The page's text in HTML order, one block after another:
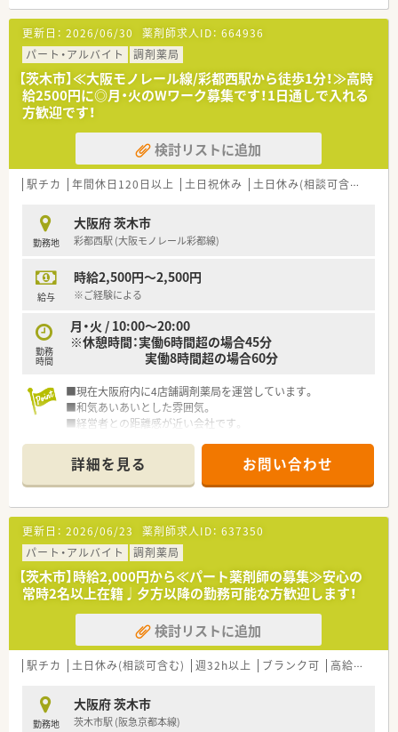
＼自慢の福利厚生のご紹介♪／
◆医薬品費用支給制度
→薬剤師様ご本人と扶養家族分を全額会社支給します！
◆転居費用全額負担
→敷金・礼金・手数料・引越し費用を全額負担します！
◆借上社宅制度
→家賃の60～90％を会社が負担します！憧れのエリア・お家に
住めるかも♪
＼企業について／
◆医薬品卸業界のトップに君臨する企業のグループになりま
◆何重にもフォローしてくれる研修制度が大きな魅力！
◆お客さま第一主義の精神のもと、おもてなしの心をもって、地
域の皆さまに寄り添ったサービスを提供しています。
面接で希望をお話ししてみましょう！
更新日： 2026/06/30 薬剤師求人ID： 664936
パート・アルバイト
調剤薬局
【茨木市】≪大阪モノレール線/彩都西駅から徒歩1分！≫高時
給2500円に◎月・火のWワーク募集です！1日通しで入れる
方歓迎です！
検討リストに追加
駅チカ 年間休日120日以上 土日祝休み 土日休み(相談可含む)
勤務地
大阪府 茨木市
彩都西駅 (大阪モノレール彩都線)
給与
時給2,500円～2,500円
※ご経験による
勤務
時間
月・火 / 10:00～20:00
※休憩時間：実働6時間超の場合45分
実働8時間超の場合60分
■現在大阪府内に4店舗調剤薬局を運営しています。
■和気あいあいとした雰囲気。
■経営者との距離感が近い会社です。
お仕事の相談も非常にしやすい環境です。
詳細を見る お問い合わせ
更新日： 2026/06/23 薬剤師求人ID： 637350
パート・アルバイト
調剤薬局
【茨木市】時給2,000円から≪パート薬剤師の募集≫安心の
常時2名以上在籍♩夕方以降の勤務可能な方歓迎します！
検討リストに追加
駅チカ 土日休み(相談可含む) 週32h以上 ブランク可 高給与(600万円以上)
勤務地
大阪府 茨木市
茨木市駅 (阪急京都本線)